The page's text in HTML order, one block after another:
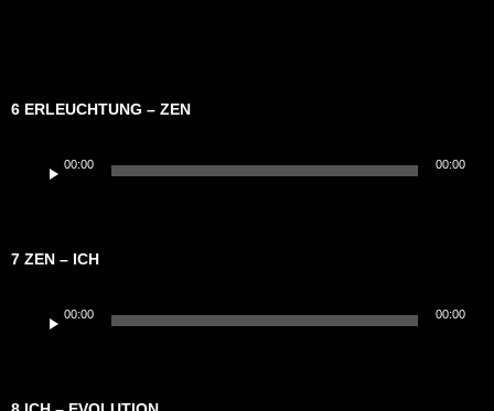
6 ERLEUCHTUNG – ZEN
Player
00:00 00:00
7 ZEN – ICH
Player
00:00 00:00